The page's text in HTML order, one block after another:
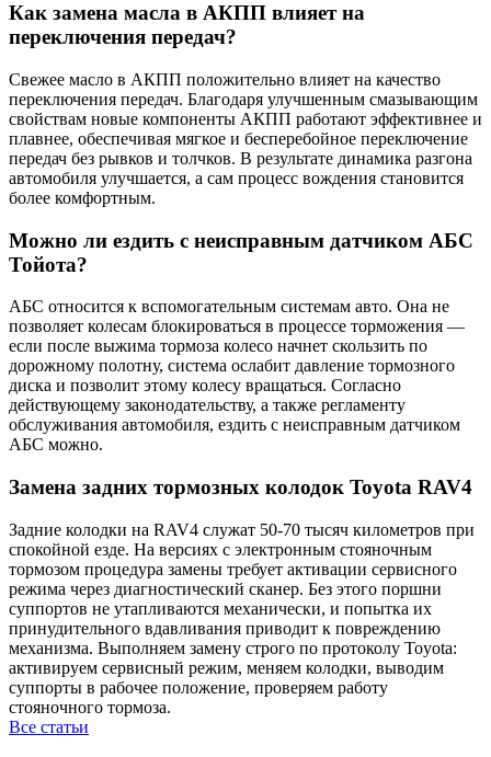
Как замена масла в АКПП влияет на
переключения передач?
Свежее масло в АКПП положительно влияет на качество
переключения передач. Благодаря улучшенным смазывающим
свойствам новые компоненты АКПП работают эффективнее и
плавнее, обеспечивая мягкое и бесперебойное переключение
передач без рывков и толчков. В результате динамика разгона
автомобиля улучшается, а сам процесс вождения становится
более комфортным.
Можно ли ездить с неисправным датчиком АБС
Тойота?
АБС относится к вспомогательным системам авто. Она не
позволяет колесам блокироваться в процессе торможения —
если после выжима тормоза колесо начнет скользить по
дорожному полотну, система ослабит давление тормозного
диска и позволит этому колесу вращаться. Согласно
действующему законодательству, а также регламенту
обслуживания автомобиля, ездить с неисправным датчиком
АБС можно.
Замена задних тормозных колодок Toyota RAV4
Задние колодки на RAV4 служат 50-70 тысяч километров при
спокойной езде. На версиях с электронным стояночным
тормозом процедура замены требует активации сервисного
режима через диагностический сканер. Без этого поршни
суппортов не утапливаются механически, и попытка их
принудительного вдавливания приводит к повреждению
механизма. Выполняем замену строго по протоколу Toyota:
активируем сервисный режим, меняем колодки, выводим
суппорты в рабочее положение, проверяем работу
стояночного тормоза.
Все статьи